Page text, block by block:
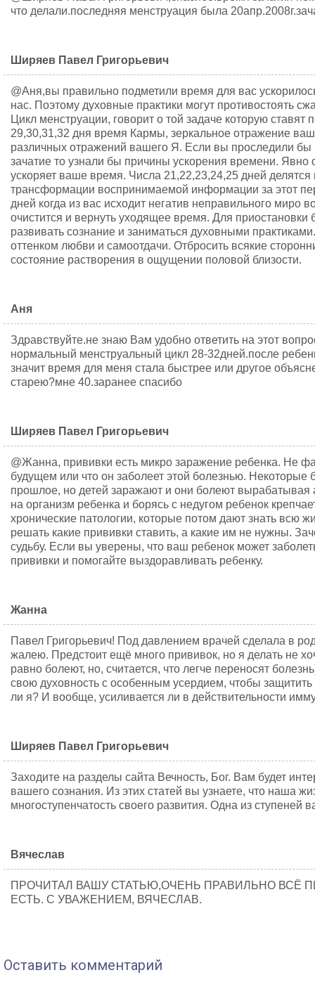
что делали.последняя менструация была
Ширяев Павел Григорьевич
@Аня,вы правильно подметили время для вас
нас. Поэтому духовные практики могут противостоять
Цикл менструации, говорит о той задаче которую ставят
29,30,31,32 дня время Кармы, зеркальное отражение
различных отражений вашего Я. Если вы проследили бы
зачатие то узнали бы причины ускорения времени.
ускоряет ваше время. Числа 21,22,23,24,25 дней делятся
трансформации воспринимаемой информации за этот
дней когда из вас исходит негатив неправильного миро
очистится и вернуть уходящее время. Для
развивать сознание и заниматься духовными
оттенком любви и самоотдачи. Отбросить всякие
состояние растворения в ощущении половой близости.
Аня
Здравствуйте.не знаю Вам удобно ответить на этот
нормальный менструальный цикл 28-32дней.после
значит время для меня стала быстрее или другое
старею?мне 40.заранее спасибо
Ширяев Павел Григорьевич
@Жанна, прививки есть микро заражение ребенка. Не
будущем или что он заболеет этой болезнью. Некоторые
прошлое, но детей заражают и они болеют вырабатывая
на организм ребенка и борясь с недугом ребенок
хронические патологии, которые потом дают знать всю
решать какие прививки ставить, а какие им не нужны.
судьбу. Если вы уверены, что ваш ребенок может
прививки и помогайте выздоравливать ребенку.
Жанна
Павел Григорьевич! Под давлением врачей сделала в
жалею. Предстоит ещё много прививок, но я делать не
равно болеют, но, считается, что легче переносят
свою духовность с особенным усердием, чтобы
ли я? И вообще, усиливается ли в действительности
Ширяев Павел Григорьевич
Заходите на разделы сайта Вечность, Бог. Вам будет
вашего сознания. Из этих статей вы узнаете, что наша
многоступенчатость своего развития. Одна из
Вячеслав
ПРОЧИТАЛ ВАШУ СТАТЬЮ,ОЧЕНЬ ПРАВИЛЬНО ВСЁ
ЕСТЬ. С УВАЖЕНИЕМ, ВЯЧЕСЛАВ.
Оставить комментарий